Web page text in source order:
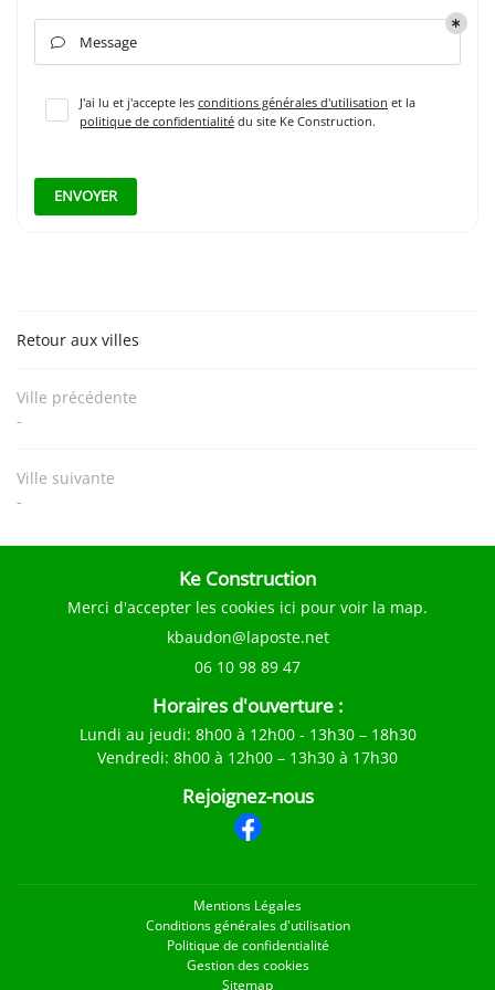
 Message
J'ai lu et j'accepte les conditions générales d'utilisation et la
politique de confidentialité du site Ke Construction.
ENVOYER
Retour aux villes
Ville précédente
-
Ville suivante
-
Ke Construction
Merci d'accepter les cookies ici pour voir la map.
06 10 98 89 47
Horaires d'ouverture :
Lundi au jeudi: 8h00 à 12h00 - 13h30 – 18h30
Vendredi: 8h00 à 12h00 – 13h30 à 17h30
Rejoignez-nous
Mentions Légales
Conditions générales d'utilisation
Politique de confidentialité
Gestion des cookies
Sitemap